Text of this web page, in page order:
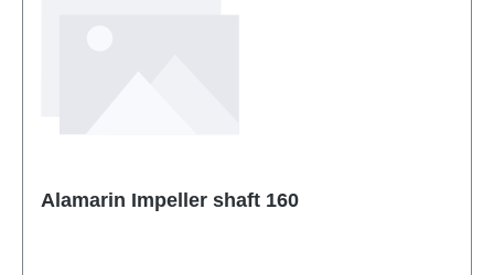
Alamarin Impeller shaft 160